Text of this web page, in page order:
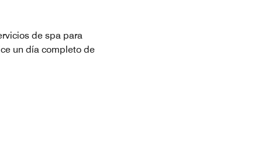
de spa para
un día completo de